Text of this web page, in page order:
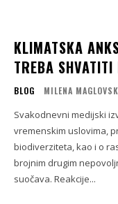
KLIMATSKA
TREBA
BLOG MILENA
Svakodnevni medijski
vremenskim uslovima,
biodiverziteta, kao i o
brojnim drugim
suočava. Reakcije...